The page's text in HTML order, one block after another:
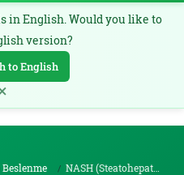
in English. Would you like to
version?
to English
NASH (Steatohepatit) Beslenme Tedavisi: NAFLD'...